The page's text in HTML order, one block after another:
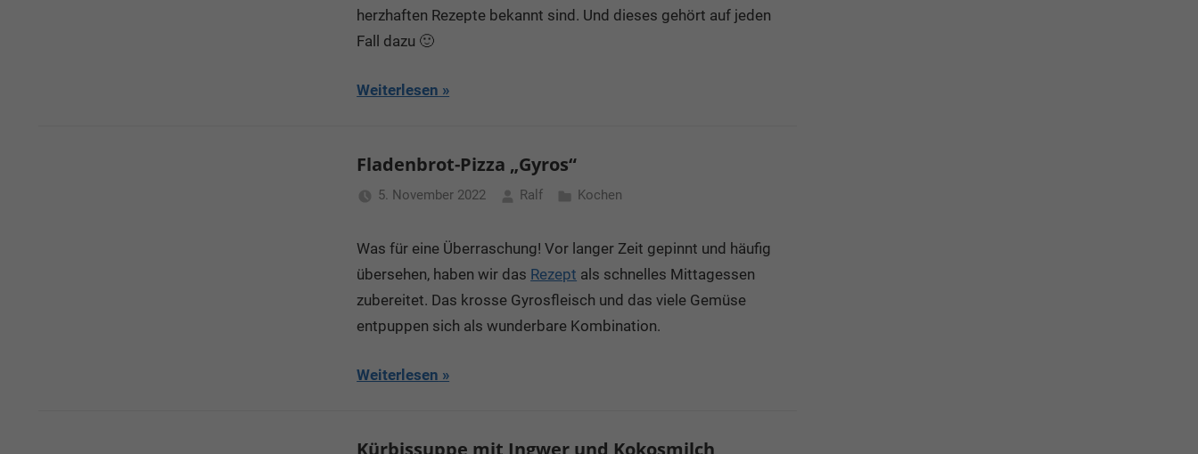
herzhaften Rezepte bekannt sind. Und dieses gehört auf jeden
Fall dazu 🙂
Weiterlesen
Fladenbrot-Pizza „Gyros“
5. November 2022 Ralf Kochen
Was für eine Überraschung! Vor langer Zeit gepinnt und häufig
übersehen, haben wir das Rezept als schnelles Mittagessen
zubereitet. Das krosse Gyrosfleisch und das viele Gemüse
entpuppen sich als wunderbare Kombination.
Weiterlesen
Kürbissuppe mit Ingwer und Kokosmilch